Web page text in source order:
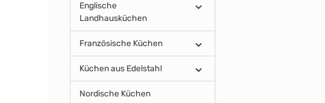
Englische
Landhausküchen
Französische Küchen
Küchen aus Edelstahl
Nordische Küchen